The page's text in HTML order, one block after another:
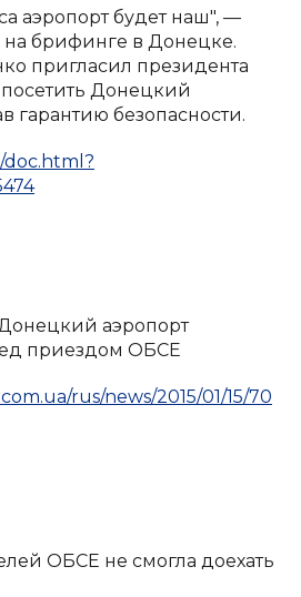
аэропорт будет наш", —
на брифинге в Донецке.
пригласил президента
Донецкий
гарантию безопасности.
doc.html?
аэропорт
приездом ОБСЕ
rus/news/2015/01/15/70
ОБСЕ не смогла доехать